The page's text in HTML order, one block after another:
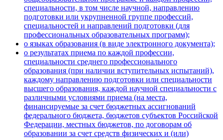
специальности, в том числе научной, направлению
подготовки или укрупненной группе профессий,
специальностей и направлений подготовки (для
профессиональных образовательных программ);
о языках образования (в виде электронного документа);
о результатах приема по каждой профессии,
специальности среднего профессионального
образования (при наличии вступительных испытаний),
каждому направлению подготовки или специальности
высшего образования, каждой научной специальности с
различными условиями приема (на места,
финансируемые за счет бюджетных ассигнований
федерального бюджета, бюджетов субъектов Российской
Федерации, местных бюджетов, по договорам об
образовании за счет средств физических и (или)